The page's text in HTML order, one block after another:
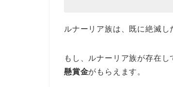
ルナーリア族は、既に絶滅し
もし、ルナーリア族が存在し
懸賞金がもらえます。